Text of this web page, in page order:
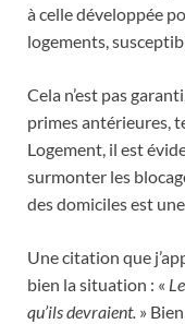
à celle développée
logements,
Cela n’est pas
primes antérieures,
Logement, il est
surmonter les
des domiciles est
Une citation que
bien la situation : «
qu’ils devraient. »